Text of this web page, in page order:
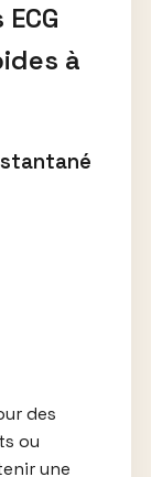
à
des
ou
une